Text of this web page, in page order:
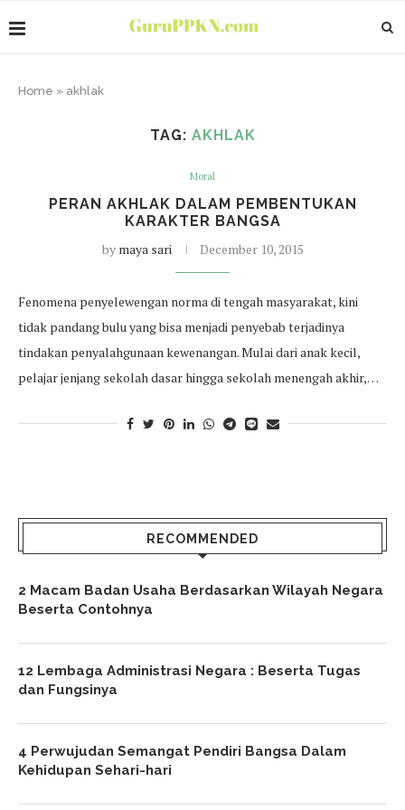
Home » akhlak
TAG: AKHLAK
Moral
PERAN AKHLAK DALAM PEMBENTUKAN
KARAKTER BANGSA
by maya sari December 10, 2015
Fenomena penyelewengan norma di tengah masyarakat, kini
tidak pandang bulu yang bisa menjadi penyebab terjadinya
tindakan penyalahgunaan kewenangan. Mulai dari anak kecil,
pelajar jenjang sekolah dasar hingga sekolah menengah akhir,…
RECOMMENDED
2 Macam Badan Usaha Berdasarkan Wilayah Negara
Beserta Contohnya
12 Lembaga Administrasi Negara : Beserta Tugas
dan Fungsinya
4 Perwujudan Semangat Pendiri Bangsa Dalam
Kehidupan Sehari-hari